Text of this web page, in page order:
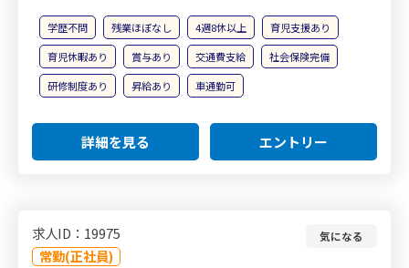
学歴不問 残業ほぼなし 4週8休以上
育児支援あり
育児休暇あり
賞与あり 交通費支給
社会保険完備
研修制度あり
昇給あり 車通勤可
詳細を見る エントリー
求人ID：19975
常勤(正社員)
気になる